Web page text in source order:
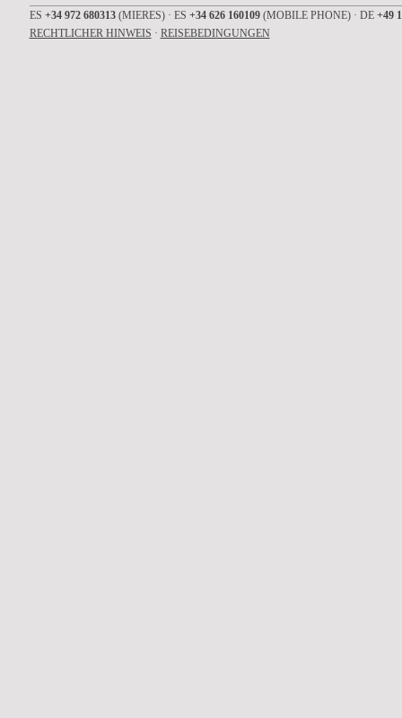
ES +34 972 680313(MIERES) · ES +34 626 160109(MOBILE PHONE) · DE +49
RECHTLICHER HINWEIS · REISEBEDINGUNGEN